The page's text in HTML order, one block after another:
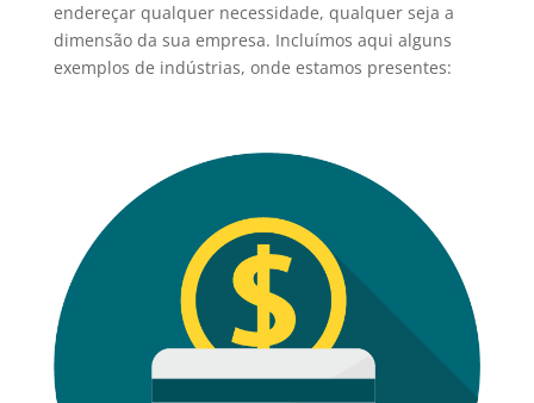
endereçar qualquer necessidade, qualquer seja a
dimensão da sua empresa. Incluímos aqui alguns
exemplos de indústrias, onde estamos presentes: